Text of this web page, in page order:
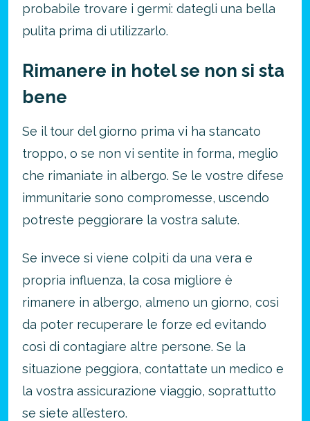
probabile trovare i germi: dategli una bella
pulita prima di utilizzarlo.
Rimanere in hotel se non si sta
bene
Se il tour del giorno prima vi ha stancato
troppo, o se non vi sentite in forma, meglio
che rimaniate in albergo. Se le vostre difese
immunitarie sono compromesse, uscendo
potreste peggiorare la vostra salute.
Se invece si viene colpiti da una vera e
propria influenza, la cosa migliore è
rimanere in albergo, almeno un giorno, così
da poter recuperare le forze ed evitando
così di contagiare altre persone. Se la
situazione peggiora, contattate un medico e
la vostra assicurazione viaggio, soprattutto
se siete all’estero.
Risparmia oltre il 21%!
approfitta del nostro 4-2-1
4 promozioni, 2 omaggi e 1 Novità!
ATTIVA OFFERTA